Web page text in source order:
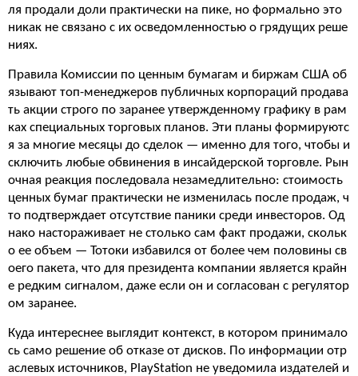
ля продали доли практически на пике, но формально это
никак не связано с их осведомленностью о грядущих реше
ниях.
Правила Комиссии по ценным бумагам и биржам США об
язывают топ-менеджеров публичных корпораций продава
ть акции строго по заранее утвержденному графику в рам
ках специальных торговых планов. Эти планы формируютс
я за многие месяцы до сделок — именно для того, чтобы и
сключить любые обвинения в инсайдерской торговле. Рын
очная реакция последовала незамедлительно: стоимость
ценных бумаг практически не изменилась после продаж, ч
то подтверждает отсутствие паники среди инвесторов. Од
нако настораживает не столько сам факт продажи, скольк
о ее объем — Тотоки избавился от более чем половины св
оего пакета, что для президента компании является крайн
е редким сигналом, даже если он и согласован с регулятор
ом заранее.
Куда интереснее выглядит контекст, в котором принимало
сь само решение об отказе от дисков. По информации отр
аслевых источников, PlayStation не уведомила издателей и